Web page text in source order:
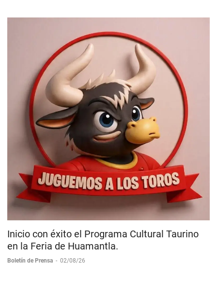
Inicio con éxito el Programa Cultural Taurino
en la Feria de Huamantla.
Boletín de Prensa - 02/08/26